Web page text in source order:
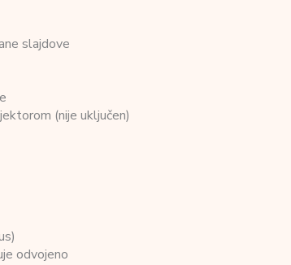
slajdove
(nije uključen)
odvojeno